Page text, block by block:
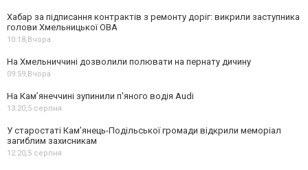
Хабар за підписання контрактів з ремонту доріг: викрили заступника
голови Хмельницької ОВА
10:18,Вчора
На Хмельниччині дозволили полювати на пернату дичину
09:59,Вчора
На Камʼянеччині зупинили п'яного водія Audi
13:20,5 серпня
У старостаті Кам’янець-Подільської громади відкрили меморіал
загиблим захисникам
12:20,5 серпня